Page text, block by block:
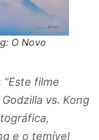
O Novo
“Este filme
vs. Kong
e o temível